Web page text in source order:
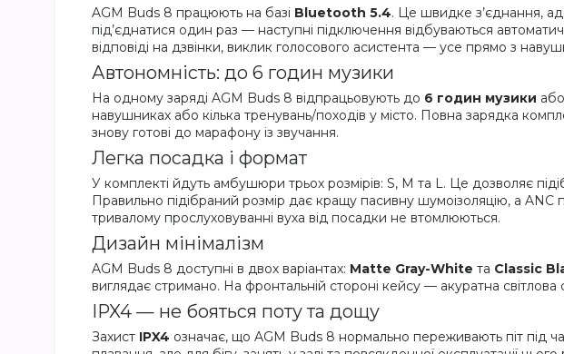
AGM Buds 8 працюють на базі Bluetooth 5.4. Це швидке з’єднання,
під’єднатися один раз — наступні підключення відбуваються
відповіді на дзвінки, виклик голосового асистента — усе прямо з
Автономність: до 6 годин музики
На одному заряді AGM Buds 8 відпрацьовують до 6 годин музики
навушниках або кілька тренувань/походів у місто. Повна зарядка
знову готові до марафону із звучання.
Легка посадка і формат
У комплекті йдуть амбушюри трьох розмірів: S, M та L. Це дозволяє
Правильно підібраний розмір дає кращу пасивну шумоізоляцію, а
тривалому прослуховуванні вуха від посадки не втомлюються.
Дизайн мінімалізм
AGM Buds 8 доступні в двох варіантах: Matte Gray-White та Classic
виглядає стримано. На фронтальній стороні кейсу — акуратна
IPX4 — не бояться поту та дощу
Захист IPX4 означає, що AGM Buds 8 нормально переживають піт під